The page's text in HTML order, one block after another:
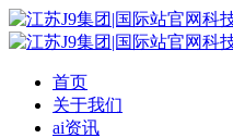
首页
关于我们
ai资讯